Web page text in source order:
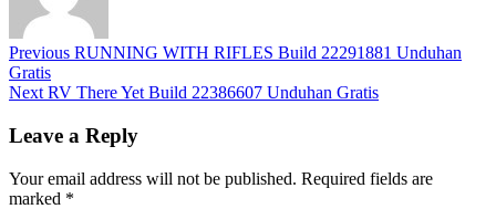
Previous RUNNING WITH RIFLES Build 22291881 Unduhan
Gratis
Next RV There Yet Build 22386607 Unduhan Gratis
Leave a Reply
Your email address will not be published. Required fields are
marked *